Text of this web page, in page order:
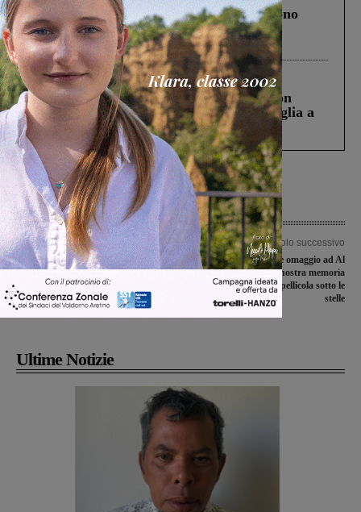
Un anno fa la strage in A1 in cui morirono
Gianni, Giulia e Franco. Lo schianto, il
processo, lo stop ai sorpassi fra tir....
Cronaca 3 Agosto 2026
Scomparso da una struttura di Castiglion
Fiorentino l’uomo che aveva ucciso la figlia a
Levane nel 2020
Articolo precedente
PFAS: il Consiglio comunale di San
Giovanni approva all’unanimità la
mozione. I Comitati: “Un passo
significativo per la salute del
Valdarno”
Articolo successivo
San Giovanni rende omaggio ad Al
Pacino: torna “La nostra memoria
inquieta”, il cinema in pellicola sotto le
stelle
Ultime Notizie